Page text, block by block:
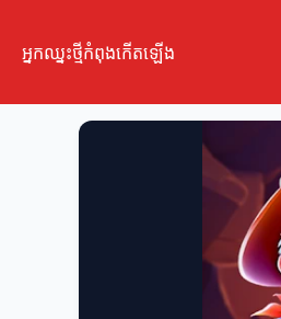
អ្នកឈ្នះថ្មីកំពុងកើតឡើង